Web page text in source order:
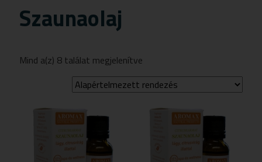
Szaunaolaj
Mind a(z) 8 találat megjelenítve